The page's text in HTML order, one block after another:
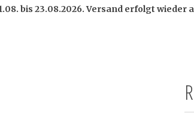
bis 23.08.2026. Versand erfolgt wieder